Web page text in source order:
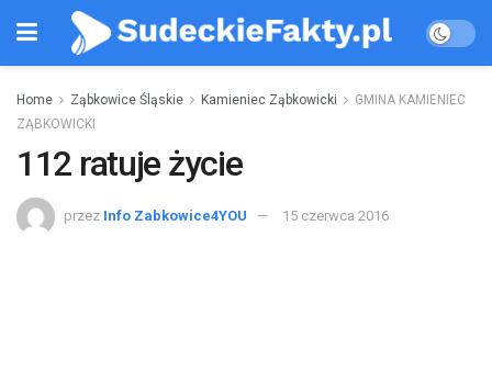
Home Ząbkowice Śląskie Kamieniec Ząbkowicki
GMINA KAMIENIEC
ZĄBKOWICKI
112 ratuje życie
przez Info Zabkowice4YOU 15 czerwca 2016